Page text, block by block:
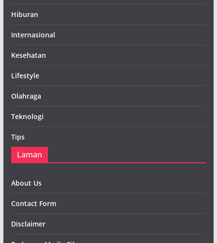
Hiburan
Internasional
Kesehatan
Lifestyle
Olahraga
Teknologi
Tips
Laman
About Us
Contact Form
Disclaimer